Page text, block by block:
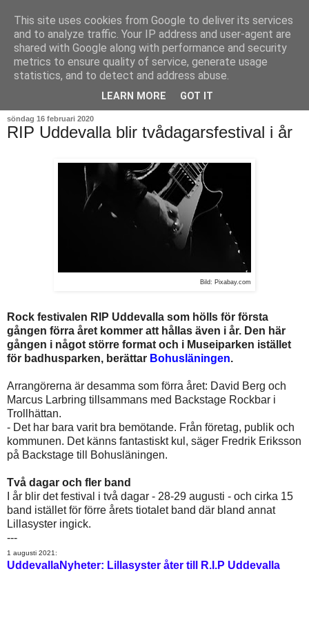
söndag 16 februari 2020
RIP Uddevalla blir tvådagarsfestival i år
Bild: Pixabay.com
Rock festivalen RIP Uddevalla som hölls för första
gången förra året kommer att hållas även i år. Den här
gången i något större format och i Museiparken istället
för badhusparken, berättar Bohusläningen.
Arrangörerna är desamma som förra året: David Berg och
Marcus Larbring tillsammans med Backstage Rockbar i
Trollhättan.
- Det har bara varit bra bemötande. Från företag, publik och
kommunen. Det känns fantastiskt kul, säger Fredrik Eriksson
på Backstage till Bohusläningen.
Två dagar och fler band
I år blir det festival i två dagar - 28-29 augusti - och cirka 15
band istället för förre årets tiotalet band där bland annat
Lillasyster ingick.
---
1 augusti 2021:
UddevallaNyheter: Lillasyster åter till R.I.P Uddevalla
This site uses cookies from Google to deliver its services
and to analyze traffic. Your IP address and user-agent are
shared with Google along with performance and security
metrics to ensure quality of service, generate usage
statistics, and to detect and address abuse.
LEARN MORE GOT IT